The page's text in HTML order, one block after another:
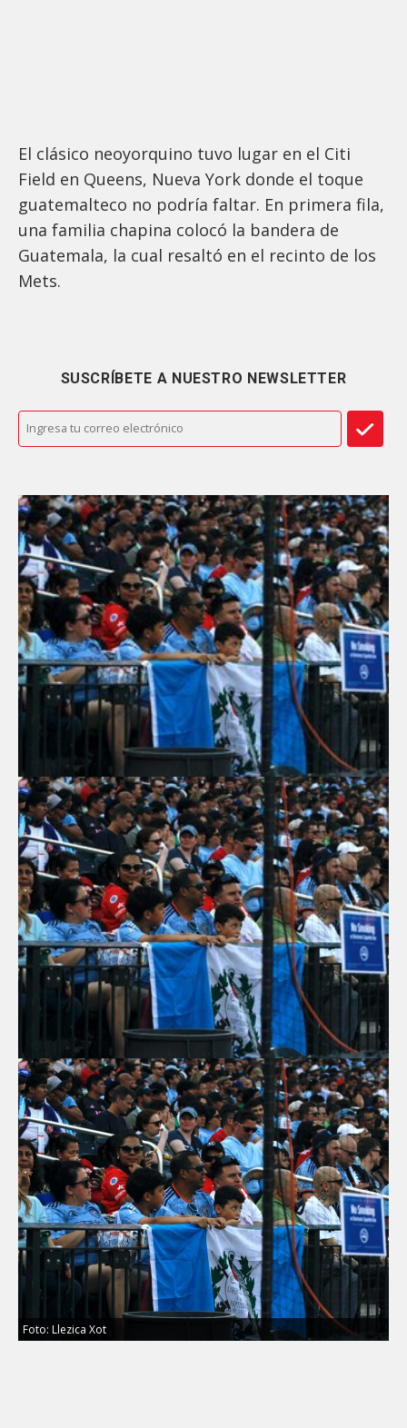
El clásico neoyorquino tuvo lugar en el Citi
Field en Queens, Nueva York donde el toque
guatemalteco no podría faltar. En primera fila,
una familia chapina colocó la bandera de
Guatemala, la cual resaltó en el recinto de los
Mets.
SUSCRÍBETE A NUESTRO NEWSLETTER
Foto: Llezica Xot